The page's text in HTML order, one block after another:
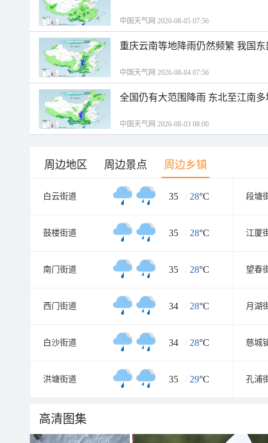
中国天气网 2026-08-05 07:56
重庆云南等地降雨仍然频繁 我国
中国天气网 2026-08-04 07:56
全国仍有大范围降雨 东北至江南
中国天气网 2026-08-03 08:00
周边地区 周边景点 周边乡镇
白云街道 35 / 28°C 段塘
鼓楼街道 35 / 28°C 江厦
南门街道 35 / 28°C 望春
西门街道 34 / 28°C 月湖
白沙街道 34 / 28°C 慈城
洪塘街道 35 / 29°C 孔浦
高清图集